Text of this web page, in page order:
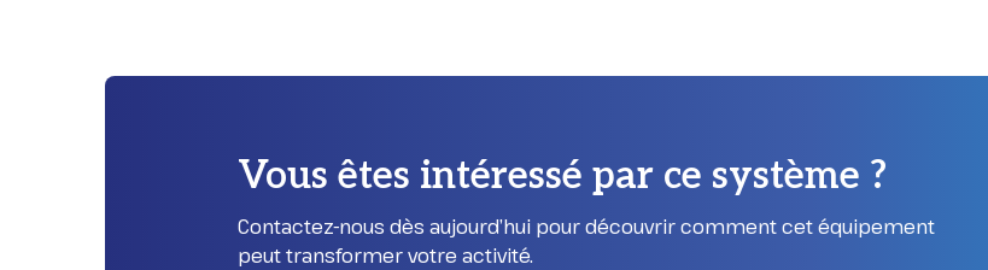
Vous êtes intéressé par ce système ?
Contactez-nous dès aujourd’hui pour découvrir comment cet équipement
peut transformer votre activité.